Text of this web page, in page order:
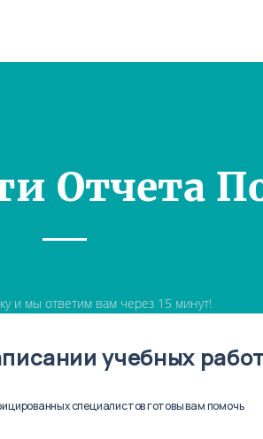
Отчета
и мы ответим вам через 15 минут!
учебных
специалистов готовы вам помочь